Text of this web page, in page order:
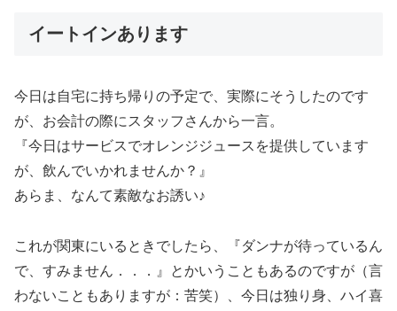
イートインあります
今日は自宅に持ち帰りの予定で、実際にそうしたのです
が、お会計の際にスタッフさんから一言。
『今日はサービスでオレンジジュースを提供しています
が、飲んでいかれませんか？』
あらま、なんて素敵なお誘い♪
これが関東にいるときでしたら、『ダンナが待っているん
で、すみません．．．』とかいうこともあるのですが（言
わないこともありますが：苦笑）、今日は独り身、ハイ喜